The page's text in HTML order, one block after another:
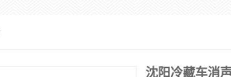
沈阳冷藏车消